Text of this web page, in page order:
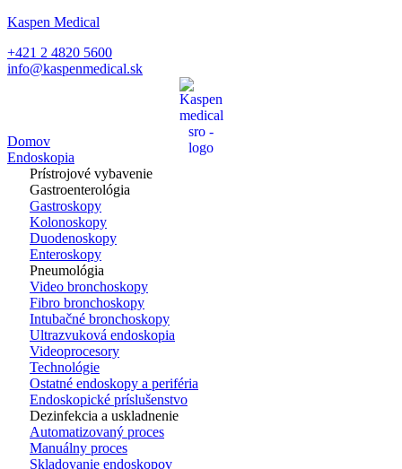
Kaspen Medical
+421 2 4820 5600
info@kaspenmedical.sk
Domov
Endoskopia
Prístrojové vybavenie
Gastroenterológia
Gastroskopy
Kolonoskopy
Duodenoskopy
Enteroskopy
Pneumológia
Video bronchoskopy
Fibro bronchoskopy
Intubačné bronchoskopy
Ultrazvuková endoskopia
Videoprocesory
Technológie
Ostatné endoskopy a periféria
Endoskopické príslušenstvo
Dezinfekcia a uskladnenie
Automatizovaný proces
Manuálny proces
Skladovanie endoskopov